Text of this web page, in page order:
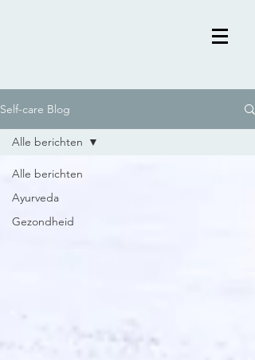
Self-care Blog
Alle berichten
Ayurveda
Gezondheid
Alle berichten